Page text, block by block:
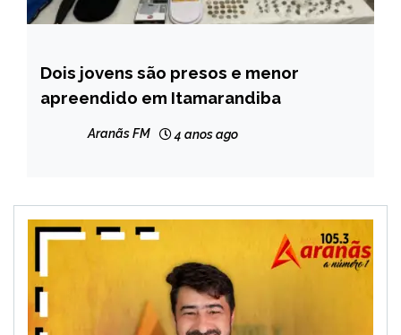
CAPELINHA
MINAS
Dois jovens são presos e menor
apreendido em Itamarandiba
Aranãs FM 4 anos ago